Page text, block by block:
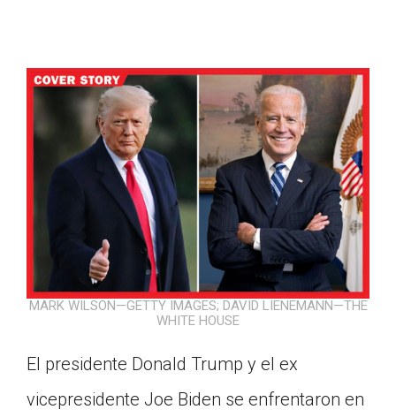
MARK WILSON—GETTY IMAGES; DAVID LIENEMANN—THE
WHITE HOUSE
El presidente Donald Trump y el ex
vicepresidente Joe Biden se enfrentaron en
Google Classroom